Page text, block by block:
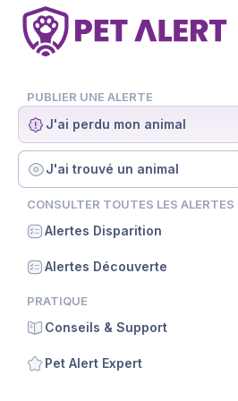
PUBLIER UNE ALERTE
J'ai perdu mon animal
J'ai trouvé un animal
CONSULTER TOUTES LES ALERTES
Alertes Disparition
Alertes Découverte
PRATIQUE
Conseils & Support
Pet Alert Expert